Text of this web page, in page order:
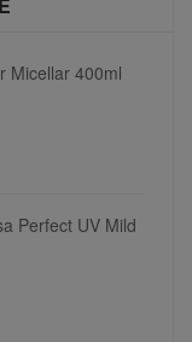
Micellar 400ml
Perfect UV Mild